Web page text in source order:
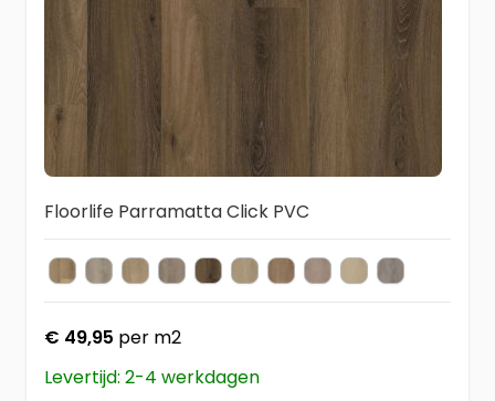
Floorlife Parramatta Click PVC
Kleur
NaturalLight GreyNatural Oak
SmokyWarm Brown
Beige Dark OakLight OakLight Natural
Grey Oak
€ 49,95 per m2
Levertijd: 2-4 werkdagen